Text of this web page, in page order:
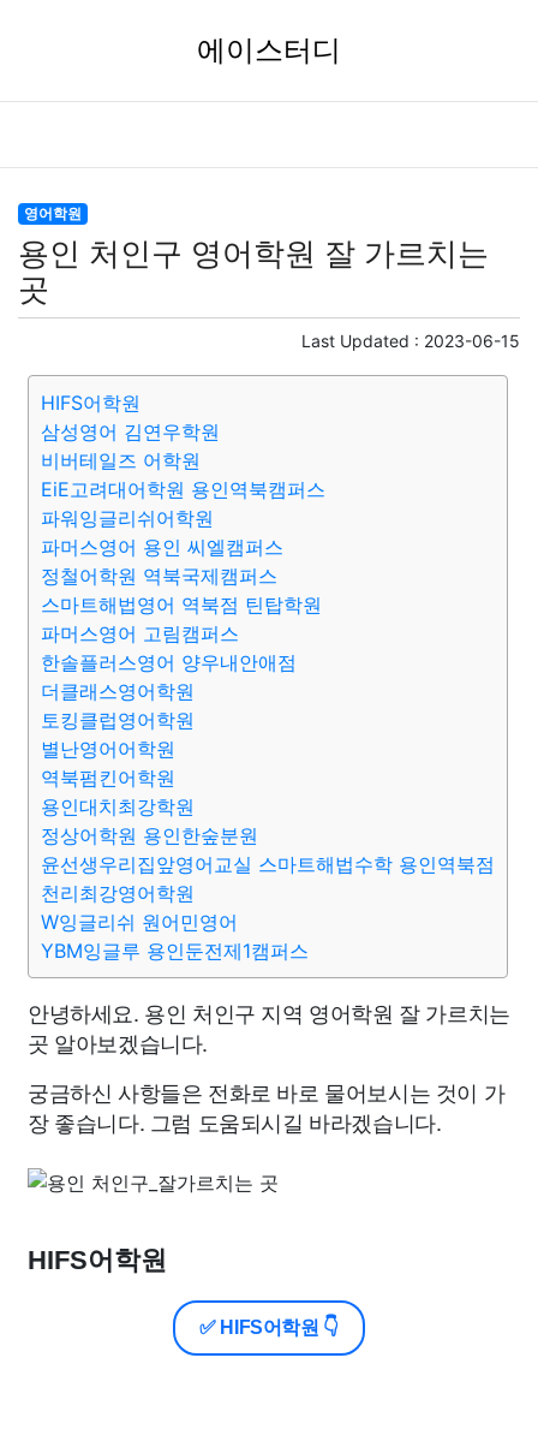
에이스터디
영어학원
용인 처인구 영어학원 잘 가르치는
곳
Last Updated : 2023-06-15
HIFS어학원
삼성영어 김연우학원
비버테일즈 어학원
EiE고려대어학원 용인역북캠퍼스
파워잉글리쉬어학원
파머스영어 용인 씨엘캠퍼스
정철어학원 역북국제캠퍼스
스마트해법영어 역북점 틴탑학원
파머스영어 고림캠퍼스
한솔플러스영어 양우내안애점
더클래스영어학원
토킹클럽영어학원
별난영어어학원
역북펌킨어학원
용인대치최강학원
정상어학원 용인한숲분원
윤선생우리집앞영어교실 스마트해법수학 용인역북점
천리최강영어학원
W잉글리쉬 원어민영어
YBM잉글루 용인둔전제1캠퍼스
안녕하세요. 용인 처인구 지역 영어학원 잘 가르치는
곳 알아보겠습니다.
궁금하신 사항들은 전화로 바로 물어보시는 것이 가
장 좋습니다. 그럼 도움되시길 바라겠습니다.
HIFS어학원
✅ HIFS어학원 👇